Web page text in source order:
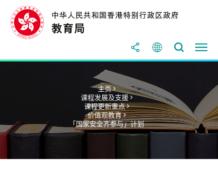
主页 >
课程发展及支援 >
课程更新重点 >
价值观教育 >
「国家安全齐参与」计划